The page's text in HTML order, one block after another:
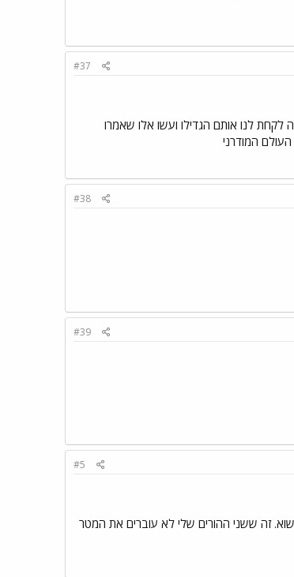
#37
לקחת לנו אותם הגדילו ועשו אלו שאמרו
המודרני
#38
#39
#5
גדילה. למעלה מ-10 שנים של בדיקות כל רבעון לשוא. זה ששני ההורים שלי לא עוברים את המטר